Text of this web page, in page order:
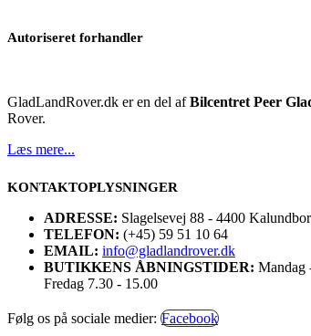
Autoriseret forhandler
GladLandRover.dk er en del afBilcentret Peer
Rover.
Læs mere...
KONTAKTOPLYSNINGER
ADRESSE: Slagelsevej 88 - 4400
TELEFON: (+45) 59 51 10 64
EMAIL: info@gladlandrover.dk
BUTIKKENS ÅBNINGSTIDER: Mandag
Fredag 7.30 - 15.00
Følg os på sociale medier: Facebook